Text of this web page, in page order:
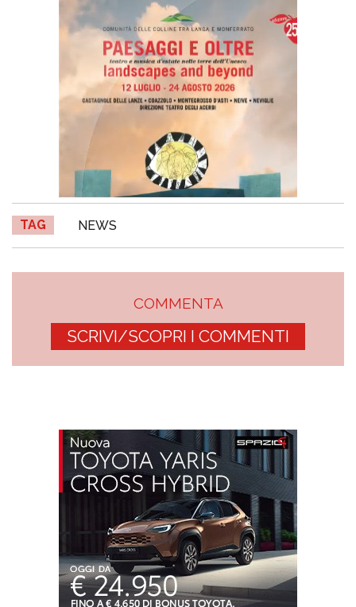
TAG NEWS
COMMENTA
SCRIVI/SCOPRI I COMMENTI